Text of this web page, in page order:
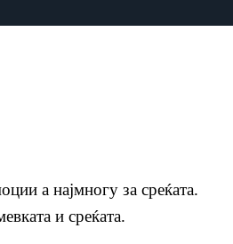
а најмногу за среќата.
и среќата.